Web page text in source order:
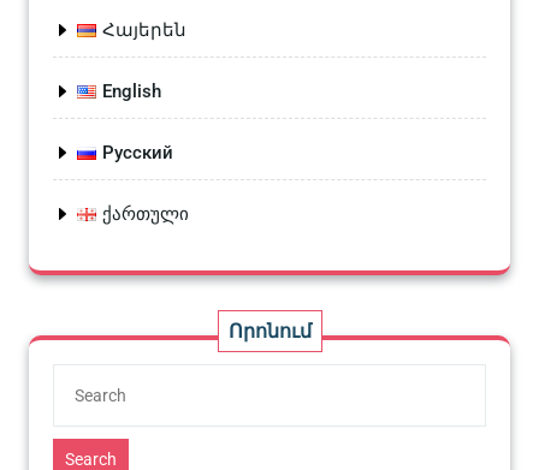
Հայերեն
English
Русский
ქართული
Որոնում
Search